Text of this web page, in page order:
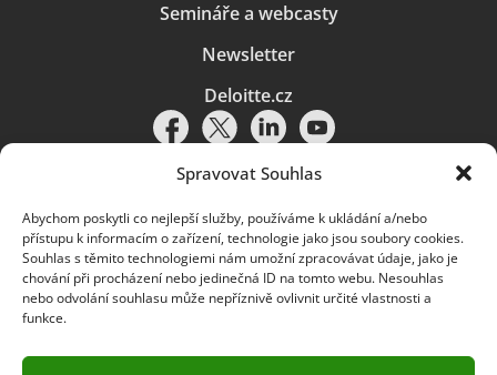
Spravovat Souhlas
Abychom poskytli co nejlepší služby, používáme k ukládání a/nebo
přístupu k informacím o zařízení, technologie jako jsou soubory cookies.
Souhlas s těmito technologiemi nám umožní zpracovávat údaje, jako je
chování při procházení nebo jedinečná ID na tomto webu. Nesouhlas
nebo odvolání souhlasu může nepříznivě ovlivnit určité vlastnosti a
funkce.
Semináře a webcasty
Newsletter
Deloitte.cz
Pravidla používání|Ochrana osobních údajů|Soubory cookies |
Deloitte.cz
© 2026. Více informací najdete vPravidlech používání.
Deloitte označuje jednu či více společností globální sítě členských
a přidružené subjekty (souhrnně „organizace Deloitte“). Společnost DTTL